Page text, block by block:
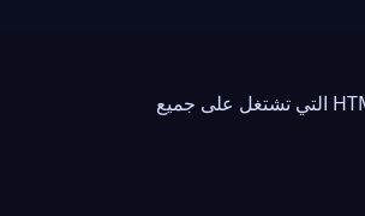
وأحلى ألعاب منوعة المجانية على Al3ab، بأحدث ألعاب HTML5 التي تشتغل على جميع